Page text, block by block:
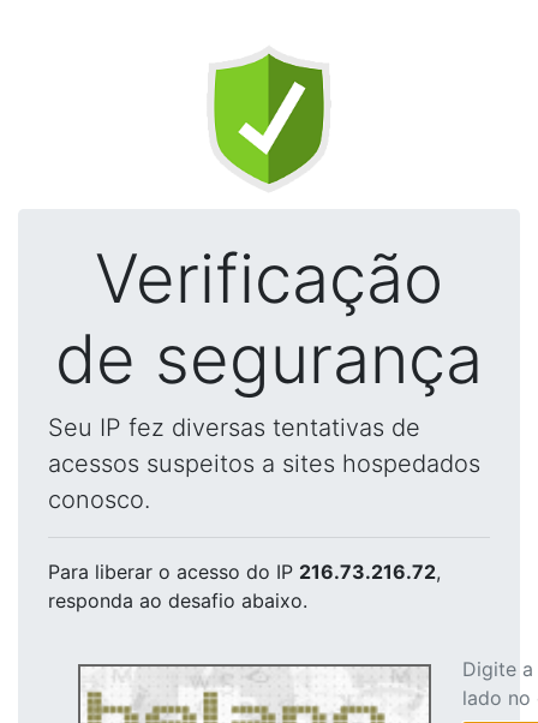
Verificação
de segurança
Seu IP fez diversas tentativas de
acessos suspeitos a sites hospedados
conosco.
Para liberar o acesso do IP 216.73.216.72,
responda ao desafio abaixo.
Digite
lado no